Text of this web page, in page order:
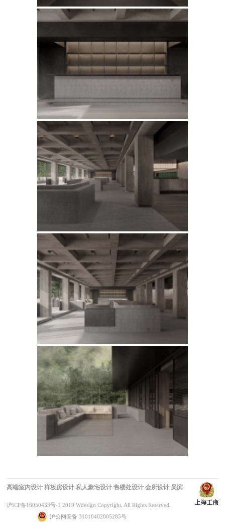
高端室内设计 样板房设计 私人豪宅设计 售楼处设计 会所设计 吴滨
沪ICP备16050433号-1 2019 Wdesign Copyright, All Rights Reserved.
沪公网安备 31010402005285号